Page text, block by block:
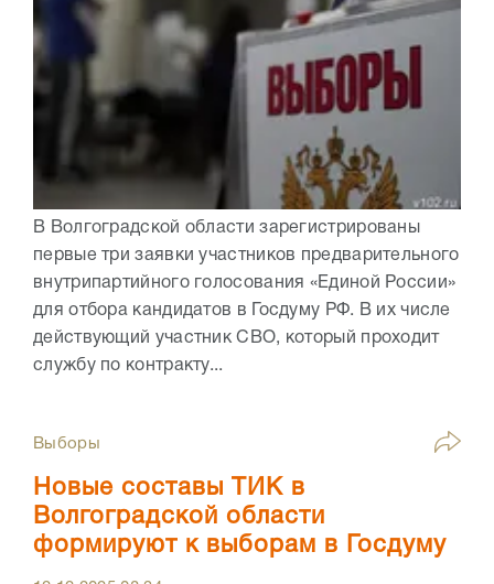
В Волгоградской области зарегистрированы
первые три заявки участников предварительного
внутрипартийного голосования «Единой России»
для отбора кандидатов в Госдуму РФ. В их числе
действующий участник СВО, который проходит
службу по контракту...
Выборы
Новые составы ТИК в
Волгоградской области
формируют к выборам в Госдуму